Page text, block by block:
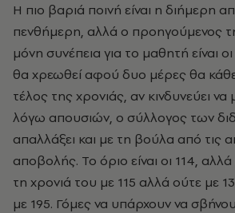
Η πιο βαριά ποινή είναι η διήμερη
πενθήμερη, αλλά ο προηγούμενος
μόνη συνέπεια για το μαθητή είναι
θα χρεωθεί αφού δυο μέρες θα
τέλος της χρονιάς, αν κινδυνεύει να
λόγω απουσιών, ο σύλλογος των
απαλλάξει και με τη βούλα από τις
αποβολής. Το όριο είναι οι 114, αλλά
τη χρονιά του με 115 αλλά ούτε με
με 195. Γόμες να υπάρχουν να